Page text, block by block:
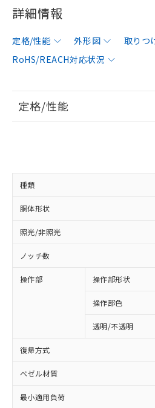
詳細情報
定格/性能 外形図 取りつ
RoHS/REACH対応状況
定格/性能
種類
胴体形状
照光/非照光
ノッチ数
操作部 操作部形状
操作部色
透明/不透明
復帰方式
ベゼル材質
最小適用負荷